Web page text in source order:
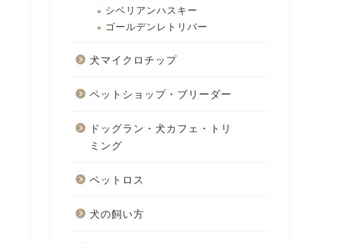
シベリアンハスキー
ゴールデンレトリバー
犬マイクロチップ
ペットショップ・ブリーダー
ドッグラン・犬カフェ・トリ
ミング
ペットロス
犬の飼い方